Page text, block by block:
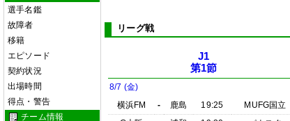
選手名鑑
故障者
移籍
エピソード
契約状況
出場時間
得点・警告
チーム情報
リーグ戦
J1
第1節
8/7 (金)
横浜FM
- 鹿島 19:25
MUFG国立